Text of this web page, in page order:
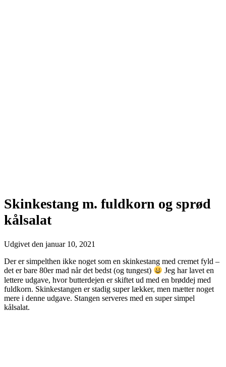
Skinkestang m. fuldkorn og sprød
kålsalat
Udgivet den januar 10, 2021
Der er simpelthen ikke noget som en skinkestang med cremet fyld –
det er bare 80er mad når det bedst (og tungest)
Jeg har lavet en
lettere udgave, hvor butterdejen er skiftet ud med en brøddej med
fuldkorn. Skinkestangen er stadig super lækker, men mætter noget
mere i denne udgave. Stangen serveres med en super simpel
kålsalat.